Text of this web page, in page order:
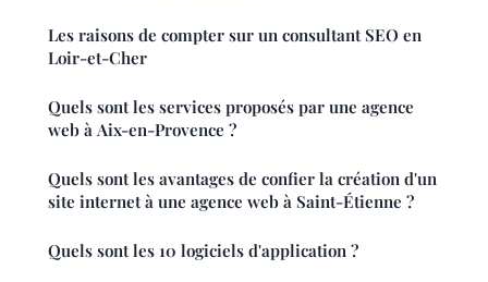
Les raisons de compter sur un consultant SEO en
Loir-et-Cher
Quels sont les services proposés par une agence
web à Aix-en-Provence ?
Quels sont les avantages de confier la création d'un
site internet à une agence web à Saint-Étienne ?
Quels sont les 10 logiciels d'application ?